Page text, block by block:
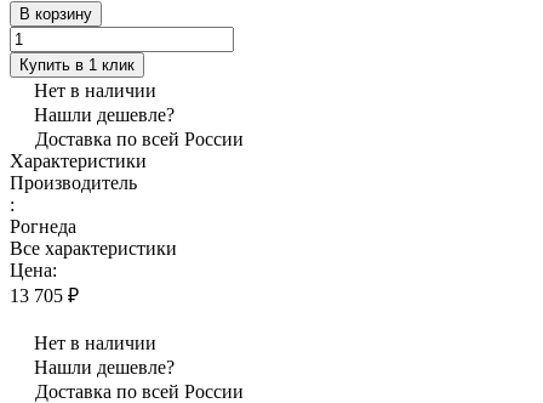
В корзину
Купить в 1 клик
Нет в наличии
Нашли дешевле?
Доставка по всей России
Характеристики
Производитель
:
Рогнеда
Все характеристики
Цена:
13 705 ₽
Нет в наличии
Нашли дешевле?
Доставка по всей России